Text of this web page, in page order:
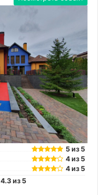
5 из 5
4 из 5
4 из 5
4.3 из 5